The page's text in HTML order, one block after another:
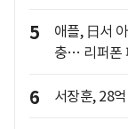
5
애플, 日서
충… 리퍼폰
6 서장훈, 28